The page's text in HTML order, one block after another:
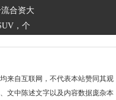
合资大
，个
来自互联网，不代表本站赞同其观
文中陈述文字以及内容数据庞杂本